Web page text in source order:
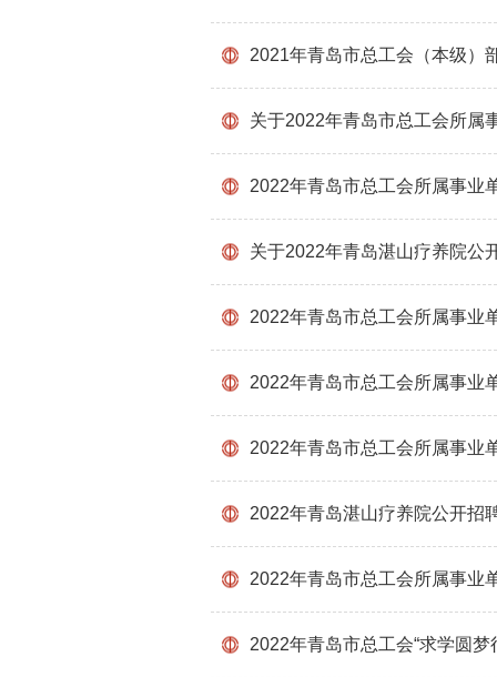
2021年青岛市总工会（本级）
关于2022年青岛市总工会所属
2022年青岛市总工会所属事业
关于2022年青岛湛山疗养院公
2022年青岛市总工会所属事业
2022年青岛市总工会所属事业
2022年青岛市总工会所属事业
2022年青岛湛山疗养院公开招
2022年青岛市总工会所属事业
2022年青岛市总工会“求学圆